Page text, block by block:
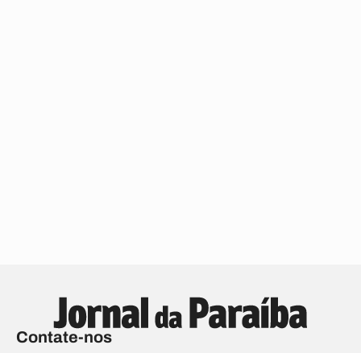
Contate-nos